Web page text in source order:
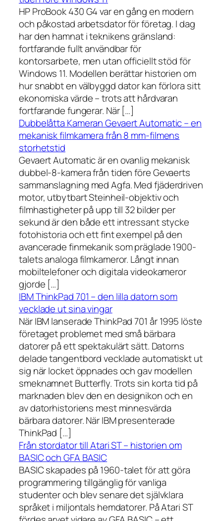
HP ProBook 430 G4 var en gång en modern
och påkostad arbetsdator för företag. I dag
har den hamnat i teknikens gränsland:
fortfarande fullt användbar för
kontorsarbete, men utan officiellt stöd för
Windows 11. Modellen berättar historien om
hur snabbt en välbyggd dator kan förlora sitt
ekonomiska värde – trots att hårdvaran
fortfarande fungerar. När […]
Dubbelåtta Kameran Gevaert Automatic – en
mekanisk filmkamera från 8 mm-filmens
storhetstid
Gevaert Automatic är en ovanlig mekanisk
dubbel-8-kamera från tiden före Gevaerts
sammanslagning med Agfa. Med fjäderdriven
motor, utbytbart Steinheil-objektiv och
filmhastigheter på upp till 32 bilder per
sekund är den både ett intressant stycke
fotohistoria och ett fint exempel på den
avancerade finmekanik som präglade 1900-
talets analoga filmkameror. Långt innan
mobiltelefoner och digitala videokameror
gjorde […]
IBM ThinkPad 701 – den lilla datorn som
vecklade ut sina vingar
När IBM lanserade ThinkPad 701 år 1995 löste
företaget problemet med små bärbara
datorer på ett spektakulärt sätt. Datorns
delade tangentbord vecklade automatiskt ut
sig när locket öppnades och gav modellen
smeknamnet Butterfly. Trots sin korta tid på
marknaden blev den en designikon och en
av datorhistoriens mest minnesvärda
bärbara datorer. När IBM presenterade
ThinkPad […]
Från stordator till Atari ST – historien om
BASIC och GFA BASIC
BASIC skapades på 1960-talet för att göra
programmering tillgänglig för vanliga
studenter och blev senare det självklara
språket i miljontals hemdatorer. På Atari ST